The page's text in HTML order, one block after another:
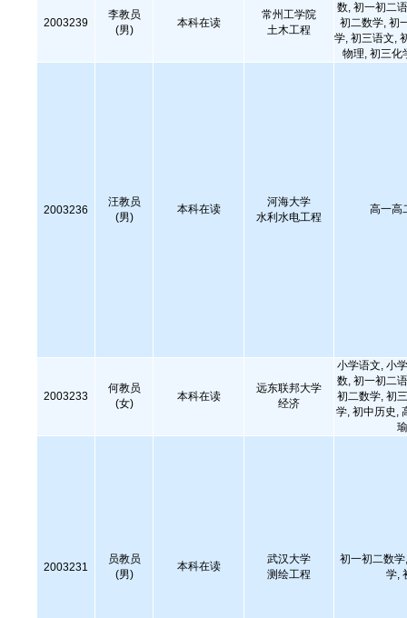
2003239
李教员
(男)
本科在读
常州工学院
土木工程
数, 初一初二
初二数学, 初
学, 初三语文,
物理, 初三化
2003236
汪教员
(男)
本科在读
河海大学
水利水电工程
高一高
2003233
何教员
(女)
本科在读
远东联邦大学
经济
小学语文, 小
数, 初一初二
初二数学, 初
学, 初中历史,
2003231
员教员
(男)
本科在读
武汉大学
测绘工程
初一初二数
学,